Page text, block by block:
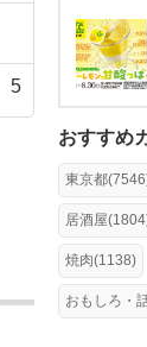
5
おすすめ
東京都
居酒屋
焼肉(1138)
おもしろ・